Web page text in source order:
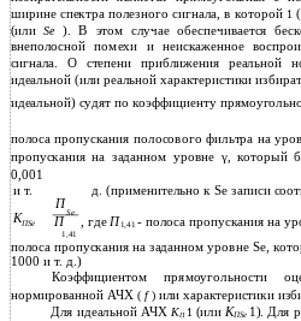
ширине спектра полезного сигнала, в которой 1
(илиSe). В этом случае обеспечивается
внеполосной помехи и неискаженное
сигнала. О степени приближения реальной
идеальной (или реальной характеристики
идеальной) судят по коэффициенту
полоса пропускания полосового фильтра на
пропускания на заданном уровне γ, который
0,001
и т. д. (применительно к Se записи
КПSe
П
Se
, где П1,41- полоса пропускания на
П
1,41
полоса пропускания на заданном уровне Se,
1000 и т. д.)
Коэффициентом прямоугольности
нормированной АЧХ(f) или характеристики
Для идеальной АЧХ КП 1 (или КПSe 1 ). Для